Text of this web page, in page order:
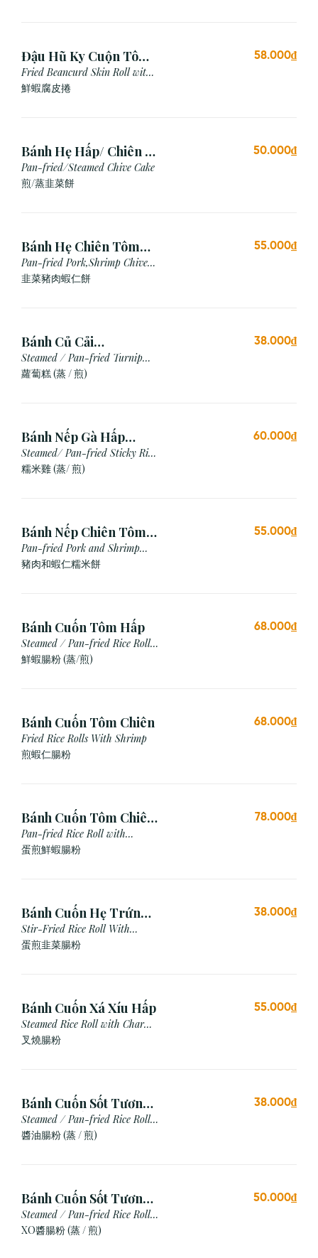
Đậu Hũ Ky Cuộn Tôm
Chiên (3 cái)
Fried Beancurd Skin Roll with
Shrimp
鮮蝦腐皮捲
58.000₫
Bánh Hẹ Hấp/ Chiên (3
Cái)
Pan-fried/Steamed Chive Cake
煎/蒸韭菜餅
50.000₫
Bánh Hẹ Chiên Tôm
Thịt
Pan-fried Pork,Shrimp Chive
Cake
韭菜豬肉蝦仁餅
55.000₫
Bánh Củ Cải
Hấp/Chiên (3 viên)
Steamed / Pan-fried Turnip
Cake
蘿蔔糕 (蒸 / 煎)
38.000₫
Bánh Nếp Gà Hấp
/Chiên (2 cái)
Steamed/ Pan-fried Sticky Rice
Chicken
糯米雞 (蒸/ 煎)
60.000₫
Bánh Nếp Chiên Tôm
Thịt (3 Cái)
Pan-fried Pork and Shrimp
Glutinous Rice Cake
豬肉和蝦仁糯米餅
55.000₫
Bánh Cuốn Tôm Hấp
Steamed / Pan-fried Rice Roll
with Shrimp
鮮蝦腸粉 (蒸/煎)
68.000₫
Bánh Cuốn Tôm Chiên
Fried Rice Rolls With Shrimp
煎蝦仁腸粉
68.000₫
Bánh Cuốn Tôm Chiên
Trứng
Pan-fried Rice Roll with
Shrimp & Egg
蛋煎鮮蝦腸粉
78.000₫
Bánh Cuốn Hẹ Trứng
Xào
Stir-Fried Rice Roll With
Chives & Egg
蛋煎⾲菜腸粉
38.000₫
Bánh Cuốn Xá Xíu Hấp
Steamed Rice Roll with Char
Siu
叉燒腸粉
55.000₫
Bánh Cuốn Sốt Tương
Xì Dầu (Hấp/Chiên)
Steamed / Pan-fried Rice Roll
with Soy Sauce
醬油腸粉 (蒸 / 煎)
38.000₫
Bánh Cuốn Sốt Tương
Xo (Hấp/Chiên)
Steamed / Pan-fried Rice Roll
with XO Sauce
XO醬腸粉 (蒸 / 煎)
50.000₫